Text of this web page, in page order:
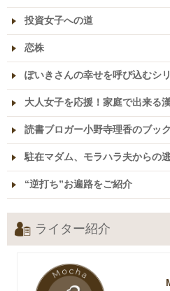
投資女子への道
恋株
ぽいきさんの幸せを呼び込むシ
大人女子を応援！家庭で出来る
読書ブロガー小野寺理香のブッ
駐在マダム、モラハラ夫からの
“逆打ち”お遍路をご紹介
ライター紹介